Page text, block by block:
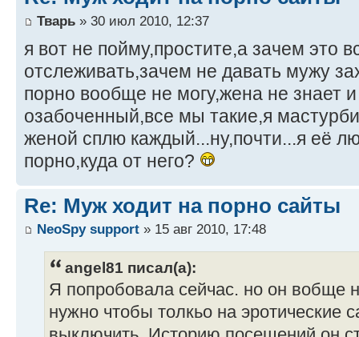
Тварь » 30 июл 2010, 12:37
я вот не пойму,простите,а зачем это
отслеживать,зачем не давать мужу
порно вообще не могу,жена не знает
озабоченный,все мы такие,я
женой сплю каждый...ну,почти...я её
порно,куда от него?
Re: Муж ходит на порно сайты
NeoSpy support » 15 авг 2010, 17:48
angel81 писал(а):
Я попробовала сейчас. но он вобще
нужно чтобы толкьо на эротические